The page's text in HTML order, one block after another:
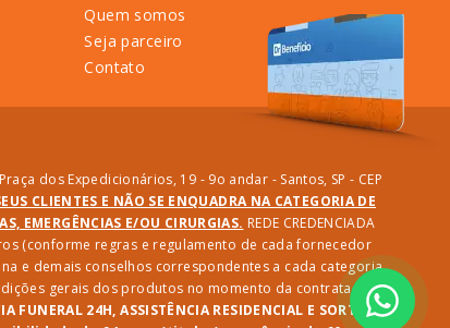
Quem somos
Seja parceiro
Contato
dos Expedicionários, 19 - 9o andar - Santos, SP - CEP
CLIENTES E NÃO SE ENQUADRA NA CATEGORIA DE
EMERGÊNCIAS E/OU CIRURGIAS. REDE CREDENCIADA
(conforme regras e regulamento de cada fornecedor
e demais conselhos correspondentes a cada categoria
gerais dos produtos no momento da contratação.
FUNERAL 24H, ASSISTÊNCIA RESIDENCIAL E SORTEIO: